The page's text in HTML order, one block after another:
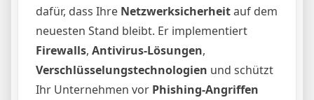
dafür, dass Ihre Netzwerksicherheitauf dem
neuesten Stand bleibt. Er implementiert
Firewalls, Antivirus-Lösungen,
Verschlüsselungstechnologien und schützt
Ihr Unternehmen vor Phishing-Angriffen